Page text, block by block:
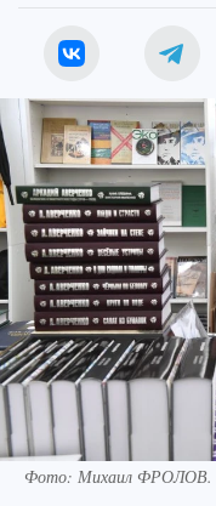
Фото: Михаил ФРОЛОВ.